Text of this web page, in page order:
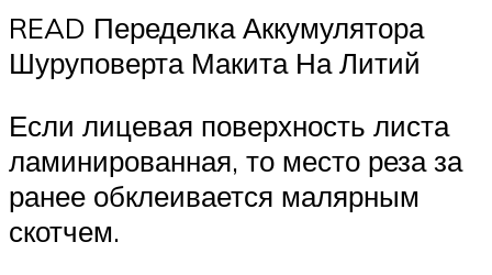
READ Переделка Аккумулятора
Шуруповерта Макита На Литий
Если лицевая поверхность листа
ламинированная, то место реза за
ранее обклеивается малярным
скотчем.